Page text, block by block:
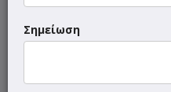
Πίτες
Σημείωση